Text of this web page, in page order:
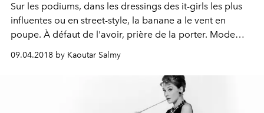
Sur les podiums, dans les dressings des it-girls les plus
influentes ou en street-style, la banane a le vent en
poupe. À défaut de l'avoir, prière de la porter. Mode
09.04.2018 by Kaoutar Salmy